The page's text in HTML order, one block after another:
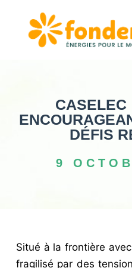
u
CASELEC
DÉFIS
9
Situé à la frontière
fragilisé par des